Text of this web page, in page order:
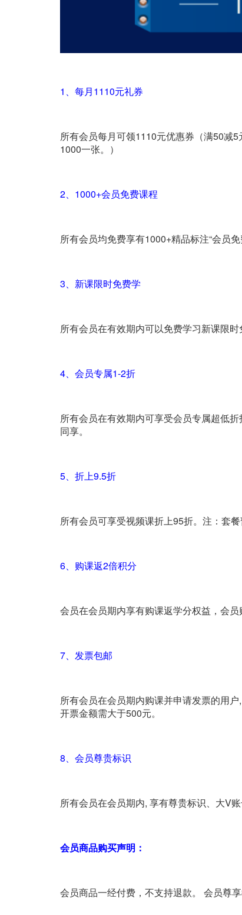
1、每月1110元礼券
所有会员每月可领1110元优惠券（满50减
1000一张。）
2、1000+会员免费课程
所有会员均免费享有1000+精品标注“会员
3、新课限时免费学
所有会员在有效期内可以免费学习新课限
4、会员专属1-2折
所有会员在有效期内可享受会员专属超低
同享。
5、折上9.5折
所有会员可享受视频课折上95折。注：套
6、购课返2倍积分
会员在会员期内享有购课返学分权益，会
7、发票包邮
所有会员在会员期内购课并申请发票的用
开票金额需大于500元。
8、会员尊贵标识
所有会员在会员期内, 享有尊贵标识、大V
会员商品购买声明：
会员商品一经付费，不支持退款。 会员尊